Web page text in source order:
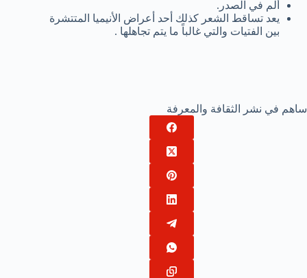
ألم في الصدر.
يعد تساقط الشعر كذلك أحد أعراض الأنيميا المتتشرة
بين الفتيات والتي غالباً ما يتم تجاهلها .
ساهم في نشر الثقافة والمعرفة